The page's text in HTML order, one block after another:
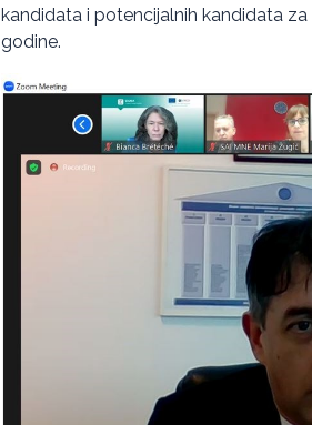
kandidata i potencijalnih kandidata
godine.